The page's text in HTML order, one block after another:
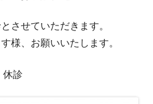
させていただきます。
様、お願いいたします。
診